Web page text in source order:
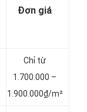
Đơn giá
Chỉ từ
1.700.000 –
1.900.000₫/m²